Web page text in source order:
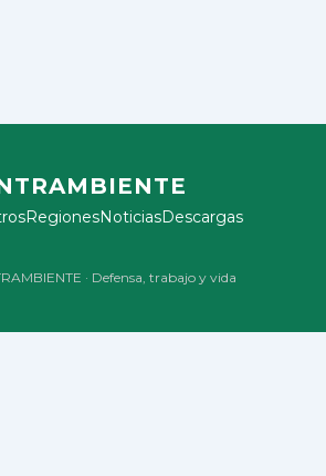
RegionesNoticiasDescargas
· Defensa, trabajo y vida